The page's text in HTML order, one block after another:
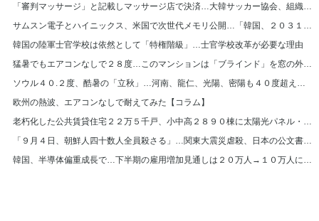
「審判マッサージ」と記載しマッサージ店で決済…大韓サッカー協会、組織的に審判接待
サムスン電子とハイニックス、米国で次世代メモリ公開…「韓国、２０３１年まで首位」
韓国の陸軍士官学校は依然として「特権階級」…士官学校改革が必要な理由
猛暑でもエアコンなしで２８度…このマンションは「ブラインド」を窓の外に設置＝韓国
ソウル４０.２度、酷暑の「立秋」…河南、龍仁、光陽、密陽も４０度超え＝韓国
欧州の熱波、エアコンなしで耐えてみた【コラム】
老朽化した公共賃貸住宅２２万５千戸、小中高２８９０棟に太陽光パネル・断熱材補強
「９月４日、朝鮮人四十数人全員殺さる」…関東大震災虐殺、日本の公文書また見つかる
韓国、半導体偏重成長で…下半期の雇用増加見通しは２０万人→１０万人に半減